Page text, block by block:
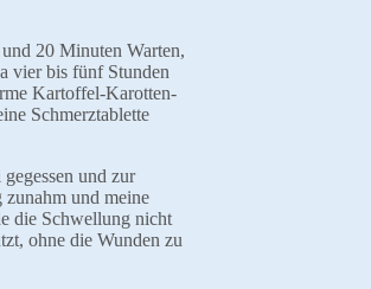
20 Minuten Warten,
vier bis fünf Stunden
Kartoffel-Karotten-
Schmerztablette
und zur
und meine
die Schwellung nicht
ohne die Wunden zu